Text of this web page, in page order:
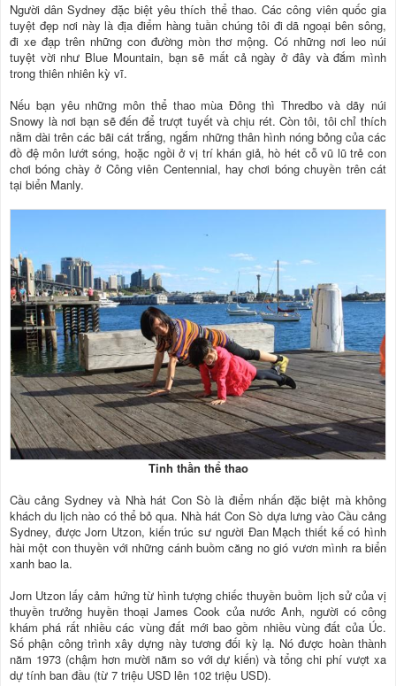
Người dân Sydney đặc biệt yêu thích thể thao. Các công viên quốc gia
tuyệt đẹp nơi này là địa điểm hàng tuần chúng tôi đi dã ngoại bên sông,
đi xe đạp trên những con đường mòn thơ mộng. Có những nơi leo núi
tuyệt vời như Blue Mountain, bạn sẽ mất cả ngày ở đây và đắm mình
trong thiên nhiên kỳ vĩ.
Nếu bạn yêu những môn thể thao mùa Đông thì Thredbo và dãy núi
Snowy là nơi bạn sẽ đến để trượt tuyết và chịu rét. Còn tôi, tôi chỉ thích
nằm dài trên các bãi cát trắng, ngắm những thân hình nóng bỏng của các
đồ đệ môn lướt sóng, hoặc ngồi ở vị trí khán giả, hò hét cỗ vũ lũ trẻ con
chơi bóng chày ở Công viên Centennial, hay chơi bóng chuyền trên cát
tại biển Manly.
Tinh thần thể thao
Cầu cảng Sydney và Nhà hát Con Sò là điểm nhấn đặc biệt mà không
khách du lịch nào có thể bỏ qua. Nhà hát Con Sò dựa lưng vào Cầu cảng
Sydney, được Jorn Utzon, kiến trúc sư người Đan Mạch thiết kế có hình
hài một con thuyền với những cánh buồm căng no gió vươn mình ra biển
xanh bao la.
Jorn Utzon lấy cảm hứng từ hình tượng chiếc thuyền buồm lịch sử của vị
thuyền trưởng huyền thoại James Cook của nước Anh, người có công
khám phá rất nhiều các vùng đất mới bao gồm nhiều vùng đất của Úc.
Số phận công trình xây dựng này tương đối kỳ lạ. Nó được hoàn thành
năm 1973 (chậm hơn mười năm so với dự kiến) và tổng chi phí vượt xa
dự tính ban đầu (từ 7 triệu USD lên 102 triệu USD).